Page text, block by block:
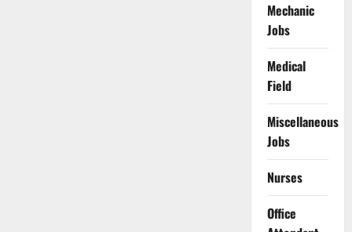
Mechanic
Jobs
Medical
Field
Miscellaneous
Jobs
Nurses
Office